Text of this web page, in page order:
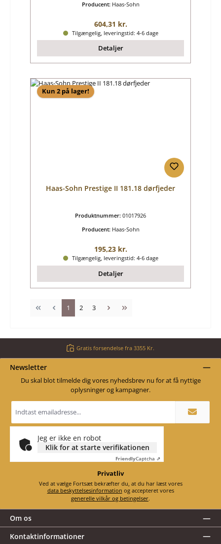
Producent: Haas-Sohn
Almindelig pris:
604,31 kr.
Tilgængelig, leveringstid: 4-6 dage
Detaljer
Kun 2 på lager!
Haas-Sohn Prestige II 181.18 dørfjeder
Produktnummer: 01017926
Producent: Haas-Sohn
Almindelig pris:
195,23 kr.
Tilgængelig, leveringstid: 4-6 dage
Detaljer
Side
1 Side
2 Side
3
Gratis forsendelse fra 3355 Kr.
Newsletter
Du skal blot tilmelde dig vores nyhedsbrev nu for at få nyttige
oplysninger og kampagner.
adresse
Jeg er ikke en robot
Klik for at starte verifikationen
FriendlyCaptcha ⇗
Privatliv
Ved at vælge Fortsæt bekræfter du, at du har læst vores
data beskyttelsesinformation
og accepteret vores
generelle vilkår og betingelser.
Om os
Kontaktinformationer